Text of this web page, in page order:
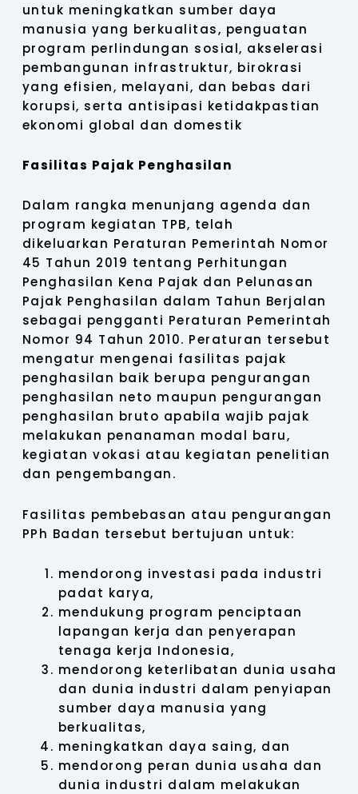
untuk meningkatkan sumber daya
manusia yang berkualitas, penguatan
program perlindungan sosial, akselerasi
pembangunan infrastruktur, birokrasi
yang efisien, melayani, dan bebas dari
korupsi, serta antisipasi ketidakpastian
ekonomi global dan domestik
Fasilitas Pajak Penghasilan
Dalam rangka menunjang agenda dan
program kegiatan TPB, telah
dikeluarkan Peraturan Pemerintah Nomor
45 Tahun 2019 tentang Perhitungan
Penghasilan Kena Pajak dan Pelunasan
Pajak Penghasilan dalam Tahun Berjalan
sebagai pengganti Peraturan Pemerintah
Nomor 94 Tahun 2010. Peraturan tersebut
mengatur mengenai fasilitas pajak
penghasilan baik berupa pengurangan
penghasilan neto maupun pengurangan
penghasilan bruto apabila wajib pajak
melakukan penanaman modal baru,
kegiatan vokasi atau kegiatan penelitian
dan pengembangan.
Fasilitas pembebasan atau pengurangan
PPh Badan tersebut bertujuan untuk:
mendorong investasi pada industri
padat karya,
mendukung program penciptaan
lapangan kerja dan penyerapan
tenaga kerja Indonesia,
mendorong keterlibatan dunia usaha
dan dunia industri dalam penyiapan
sumber daya manusia yang
berkualitas,
meningkatkan daya saing, dan
mendorong peran dunia usaha dan
dunia industri dalam melakukan